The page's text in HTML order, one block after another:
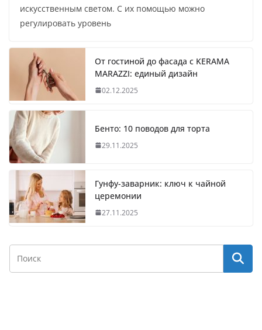
искусственным светом. С их помощью можно
регулировать уровень
От гостиной до фасада с KERAMA
MARAZZI: единый дизайн
02.12.2025
Бенто: 10 поводов для торта
29.11.2025
Гунфу-заварник: ключ к чайной
церемонии
27.11.2025